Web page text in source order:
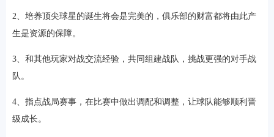
2、培养顶尖球星的诞生将会是完美的，俱乐部的财富都将由此产
生是资源的保障。
3、和其他玩家对战交流经验，共同组建战队，挑战更强的对手战
队。
4、指点战局赛事，在比赛中做出调配和调整，让球队能够顺利晋
级成长。